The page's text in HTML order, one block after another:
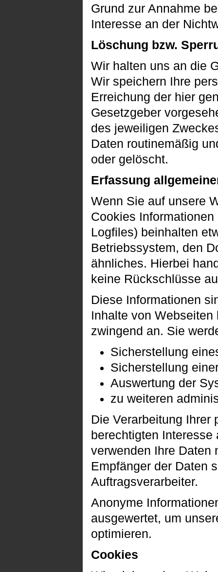
Grund zur Annahme
Interesse an der
Löschung bzw.
Wir halten uns an die
Wir speichern Ihre
Erreichung der hier
Gesetzgeber
des jeweiligen
Daten routinemäßig
oder gelöscht.
Erfassung
Wenn Sie auf unsere
Cookies
Logfiles) beinhalten
Betriebssystem, den
ähnliches. Hierbei
keine Rückschlüsse
Diese Informationen
Inhalte von
zwingend an. Sie
Sicherstellung
Sicherstellung
Auswertung der
zu weiteren
Die Verarbeitung Ihrer
berechtigten
verwenden Ihre Daten
Empfänger der Daten
Auftragsverarbeiter.
Anonyme
ausgewertet, um
optimieren.
Cookies